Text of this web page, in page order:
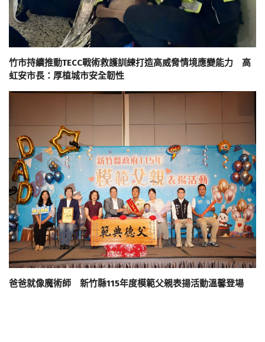
竹市持續推動TECC戰術救護訓練打造高威脅情境應變能力 高
虹安市長：厚植城市安全韌性
爸爸就像魔術師 新竹縣115年度模範父親表揚活動溫馨登場